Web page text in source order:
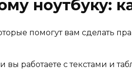
ноутбуку:
помогут вам сделать
вы работаете с текстами и